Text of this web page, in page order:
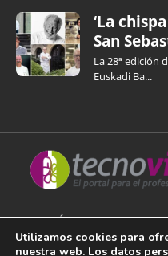
‘La
San
La 28ª edición
Euskadi Ba...
QUIÉNES SOMOS
AVISO LEGAL
Utilizamos cookies para
nuestra web. Los datos